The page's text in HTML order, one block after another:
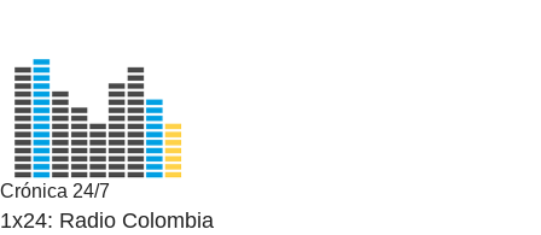
Crónica 24/7
1x24: Radio Colombia